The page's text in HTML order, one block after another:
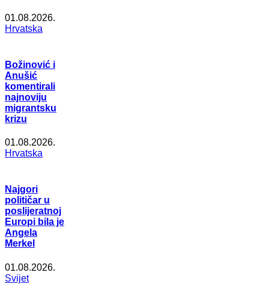
01.08.2026.
Hrvatska
Božinović i
Anušić
komentirali
najnoviju
migrantsku
krizu
01.08.2026.
Hrvatska
Najgori
političar u
poslijeratnoj
Europi bila je
Angela
Merkel
01.08.2026.
Svijet